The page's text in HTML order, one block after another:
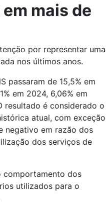
mais de
por representar uma
nos últimos anos.
passaram de 15,5% em
em 2024, 6,06% em
resultado é considerado o
atual, com exceção
negativo em razão dos
dos serviços de
comportamento dos
utilizados para o